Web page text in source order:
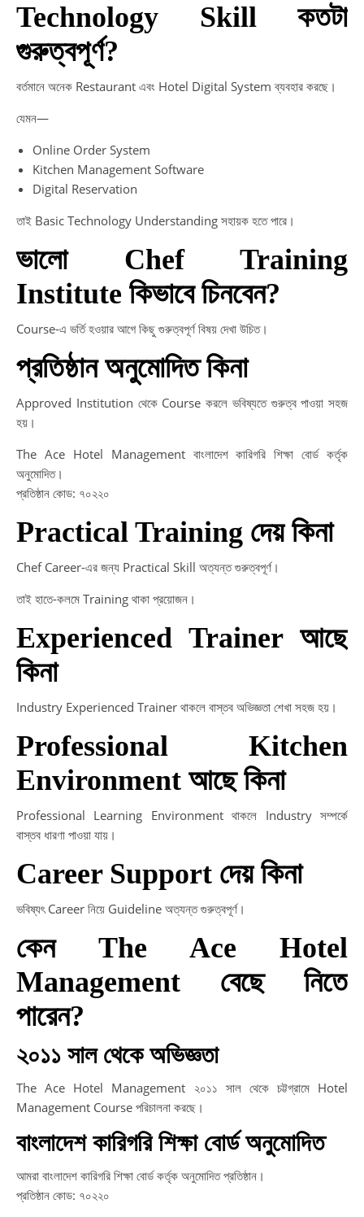
Technology Skill কতটা
গুরুত্বপূর্ণ?
বর্তমানে অনেক Restaurant এবং Hotel Digital System ব্যবহার করছে।
যেমন—
Online Order System
Kitchen Management Software
Digital Reservation
তাই Basic Technology Understanding সহায়ক হতে পারে।
ভালো Chef Training
Institute কিভাবে চিনবেন?
Course-এ ভর্তি হওয়ার আগে কিছু গুরুত্বপূর্ণ বিষয় দেখা উচিত।
প্রতিষ্ঠান অনুমোদিত কিনা
Approved Institution থেকে Course করলে ভবিষ্যতে গুরুত্ব পাওয়া সহজ
হয়।
The Ace Hotel Management বাংলাদেশ কারিগরি শিক্ষা বোর্ড কর্তৃক
অনুমোদিত।
প্রতিষ্ঠান কোড: ৭০২২০
Practical Training দেয় কিনা
Chef Career-এর জন্য Practical Skill অত্যন্ত গুরুত্বপূর্ণ।
তাই হাতে-কলমে Training থাকা প্রয়োজন।
Experienced Trainer আছে
কিনা
Industry Experienced Trainer থাকলে বাস্তব অভিজ্ঞতা শেখা সহজ হয়।
Professional Kitchen
Environment আছে কিনা
Professional Learning Environment থাকলে Industry সম্পর্কে
বাস্তব ধারণা পাওয়া যায়।
Career Support দেয় কিনা
ভবিষ্যৎ Career নিয়ে Guideline অত্যন্ত গুরুত্বপূর্ণ।
কেন The Ace Hotel
Management বেছে নিতে
পারেন?
২০১১ সাল থেকে অভিজ্ঞতা
The Ace Hotel Management ২০১১ সাল থেকে চট্টগ্রামে Hotel
Management Course পরিচালনা করছে।
বাংলাদেশ কারিগরি শিক্ষা বোর্ড অনুমোদিত
আমরা বাংলাদেশ কারিগরি শিক্ষা বোর্ড কর্তৃক অনুমোদিত প্রতিষ্ঠান।
প্রতিষ্ঠান কোড: ৭০২২০